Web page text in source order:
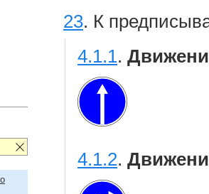
23. К
4.1.1.
4.1.2.